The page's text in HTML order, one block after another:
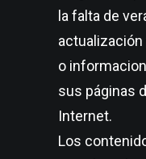
la falta de
o
sus páginas
Internet.
Los